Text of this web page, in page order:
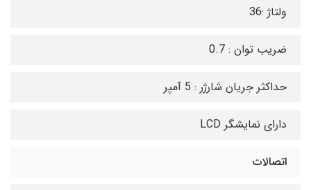
ولتاژ :36
ضریب توان : 0.7
حداکثر جریان شارژر : 5 آمپر
دارای نمایشگر LCD
اتصالات